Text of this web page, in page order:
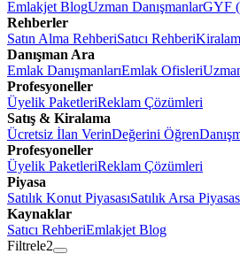
Emlakjet BlogUzman DanışmanlarGYF
Rehberler
Satın Alma RehberiSatıcı Rehberi
Danışman Ara
Emlak DanışmanlarıEmlak Ofisleri
Profesyoneller
Üyelik PaketleriReklam Çözümleri
Satış & Kiralama
Ücretsiz İlan VerinDeğerini Öğren
Profesyoneller
Üyelik PaketleriReklam Çözümleri
Piyasa
Satılık Konut PiyasasıSatılık Arsa
Kaynaklar
Satıcı RehberiEmlakjet Blog
Filtrele2